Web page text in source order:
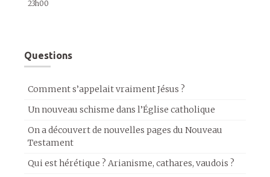
23h00
Questions
Comment s’appelait vraiment Jésus ?
Un nouveau schisme dans l’Église catholique
On a découvert de nouvelles pages du Nouveau
Testament
Qui est hérétique ? Arianisme, cathares, vaudois ?